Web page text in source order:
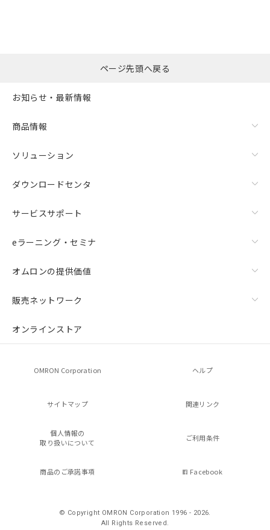
ページ先頭へ戻る
お知らせ・最新情報
商品情報
ソリューション
ダウンロードセンタ
サービスサポート
eラーニング・セミナ
オムロンの提供価値
販売ネットワーク
オンラインストア
OMRON Corporation ヘルプ
サイトマップ 関連リンク
個人情報の
取り扱いについて
ご利用条件
商品のご承諾事項 Facebook
© Copyright OMRON Corporation 1996 - 2026.
All Rights Reserved.